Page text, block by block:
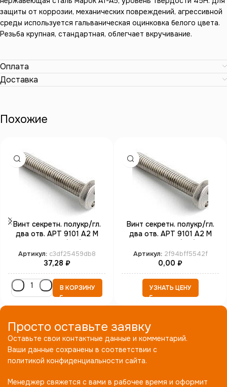
защиты от коррозии, механических повреждений, агрессивной
среды используется гальваническая оцинковка белого цвета.
Резьба крупная, стандартная, облегчает вкручивание.
Оплата
Доставка
Похожие
Винт секретн. полукр/гл.
два отв. АРТ 9101 А2 M
Артикул: c3df25459db8
37,28 ₽
В КОРЗИНУ
Винт секретн. полукр/гл.
два отв. АРТ 9101 А2 M
Артикул: 2f94bff5542f
0,00 ₽
УЗНАТЬ ЦЕНУ
Просто оставьте заявку
Оставьте свои контактные данные и комментарий.
Ваши данные сохранены в соответствии с
политикой конфиденциальности сайта.
Менеджер свяжется с вами в рабочее время и оформит